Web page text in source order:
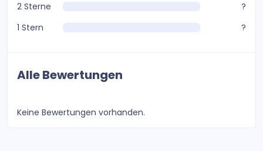
2 Sterne
?
1 Stern
?
Alle Bewertungen
Keine Bewertungen vorhanden.